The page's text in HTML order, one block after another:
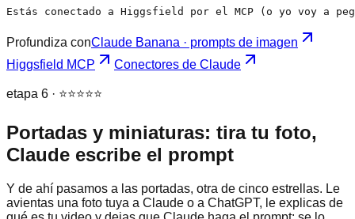
Estás conectado a Higgsfield por el MCP (o yo voy a
Profundiza conClaude Banana · prompts de imagen
Higgsfield MCP
Conectores de Claude
etapa 6 · ⭐⭐⭐⭐⭐
Portadas y miniaturas: tira tu foto,
Claude escribe el prompt
Y de ahí pasamos a las portadas, otra de cinco estrellas. Le
avientas una foto tuya a Claude o a ChatGPT, le explicas de